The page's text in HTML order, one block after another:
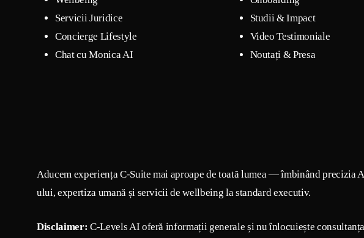
Servicii Juridice
Concierge Lifestyle
Chat cu Monica AI
Studii & Impact
Video Testimoniale
Noutați & Presa
Aducem experiența C-Suite mai aproape de toată lumea — îmbinând precizia
ului, expertiza umană și servicii de wellbeing la standard executiv.
Disclaimer: C-Levels AI oferă informații generale și nu înlocuiește consultanța